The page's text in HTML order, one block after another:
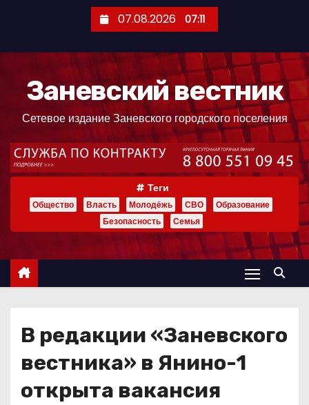
ж
07.08.2026 07:11
Заневский вестник
Сетевое издание Заневского городского поселения
Теги
Общество Власть Молодёжь СВО
Образование
Безопасность
Семья
В редакции «Заневского
вестника» в Янино-1
открыта вакансия